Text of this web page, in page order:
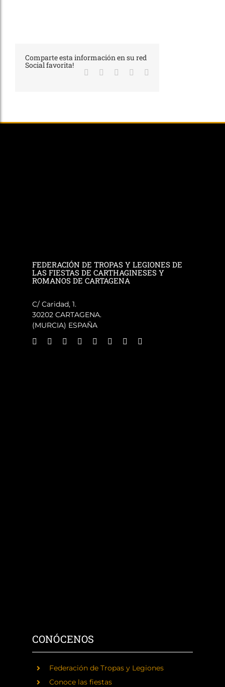
Comparte esta información en su red
Social favorita!
Facebook LinkedInWhatsApp
FEDERACIÓN DE TROPAS Y LEGIONES DE
LAS FIESTAS DE CARTHAGINESES Y
ROMANOS DE CARTAGENA
C/ Caridad, 1.
30202 CARTAGENA.
(MURCIA) ESPAÑA
CONÓCENOS
Federación de Tropas y Legiones
Conoce las fiestas